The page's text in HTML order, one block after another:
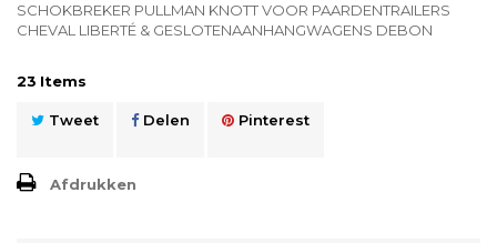
SCHOKBREKER PULLMAN KNOTT VOOR PAARDENTRAILERS
CHEVAL LIBERTÉ & GESLOTENAANHANGWAGENS DEBON
23 Items
Tweet Delen Pinterest
Afdrukken